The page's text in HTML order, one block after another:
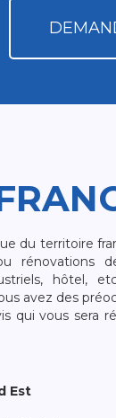
du territoire
rénovations
hôtel,
avez des
qui vous sera
Est